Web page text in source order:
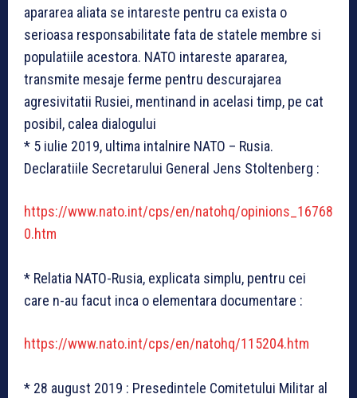
apararea aliata se intareste pentru ca exista o
serioasa responsabilitate fata de statele membre si
populatiile acestora. NATO intareste apararea,
transmite mesaje ferme pentru descurajarea
agresivitatii Rusiei, mentinand in acelasi timp, pe cat
posibil, calea dialogului
* 5 iulie 2019, ultima intalnire NATO – Rusia.
Declaratiile Secretarului General Jens Stoltenberg :
https://www.nato.int/cps/en/natohq/opinions_16768
0.htm
* Relatia NATO-Rusia, explicata simplu, pentru cei
care n-au facut inca o elementara documentare :
https://www.nato.int/cps/en/natohq/115204.htm
* 28 august 2019 : Presedintele Comitetului Militar al